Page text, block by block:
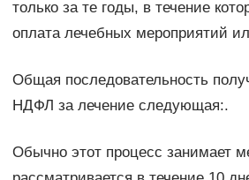
только за те годы, в течение
оплата лечебных мероприятий
Общая последовательность
НДФЛ за лечение следующая:.
Обычно этот процесс занимает